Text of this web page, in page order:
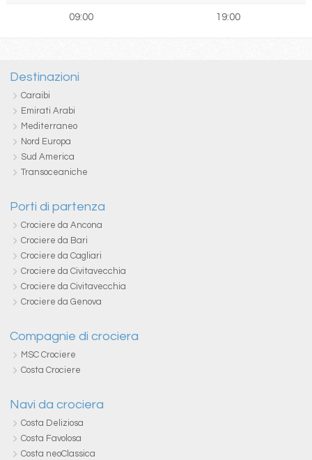
09:00 19:00
Destinazioni
Caraibi
Emirati Arabi
Mediterraneo
Nord Europa
Sud America
Transoceaniche
Porti di partenza
Crociere da Ancona
Crociere da Bari
Crociere da Cagliari
Crociere da Civitavecchia
Crociere da Civitavecchia
Crociere da Genova
Compagnie di crociera
MSC Crociere
Costa Crociere
Navi da crociera
Costa Deliziosa
Costa Favolosa
Costa neoClassica